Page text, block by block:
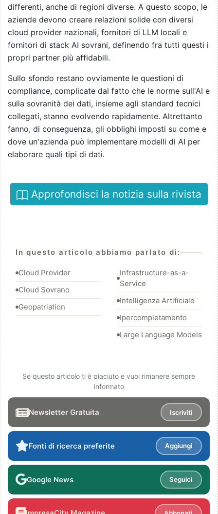
differenti, anche di regioni diverse. A questo scopo, le
aziende devono creare relazioni solide con diversi
cloud provider nazionali, fornitori di LLM locali e
fornitori di stack AI sovrani, definendo fra tutti questi i
propri partner più affidabili.
Sullo sfondo restano ovviamente le questioni di
compliance, complicate dal fatto che le norme sull'AI e
sulla sovranità dei dati, insieme agli standard tecnici
collegati, stanno evolvendo rapidamente. Altrettanto
fanno, di conseguenza, gli obblighi imposti su come e
dove un'azienda può implementare modelli di AI per
elaborare quali tipi di dati.
Approfondisci la notizia sulla rivista
In questo articolo abbiamo parlato di:
Cloud Provider
Cloud Sovrano
Geopatriation
Infrastructure-as-a-
Service
Intelligenza Artificiale
Ipercompletamento
Large Language Models
Se questo articolo ti è piaciuto e vuoi rimanere sempre
informato
Newsletter Gratuita Iscriviti
Fonti di ricerca preferite Aggiungi
Google News Seguici